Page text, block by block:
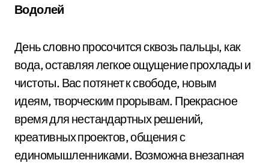
Водолей
День словно просочится сквозь пальцы, как
вода, оставляя легкое ощущение прохлады и
чистоты. Вас потянет к свободе, новым
идеям, творческим прорывам. Прекрасное
время для нестандартных решений,
креативных проектов, общения с
единомышленниками. Возможна внезапная